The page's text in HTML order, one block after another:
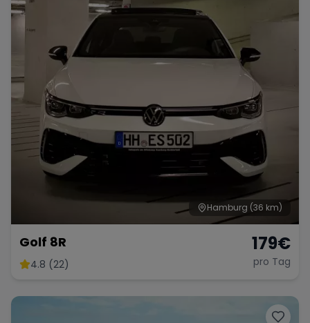
Hamburg (36 km)
Golf 8R
4.8 (22)
179€
pro Tag